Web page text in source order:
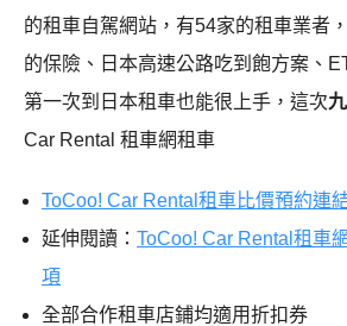
的租車自駕網站，有54家的租車業者
的保險、日本高速公路吃到飽方案、
第一次到日本租車也能很上手，這次
Car Rental 租車網租車
ToCoo! Car Rental租車比價預約連
延伸閱讀： ToCoo! Car Rental租車
項
全部合作租車店鋪均適用折扣券